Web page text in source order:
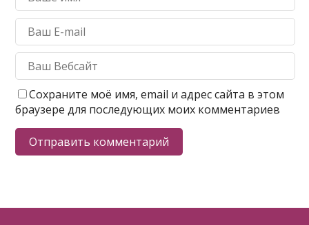
Сохраните моё имя, email и адрес сайта в этом
браузере для последующих моих комментариев